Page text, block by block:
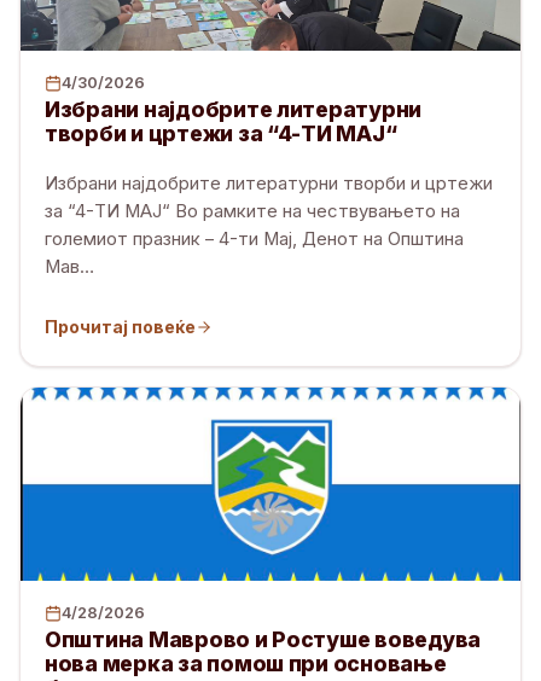
4/30/2026
Избрани најдобрите литературни
творби и цртежи за “4-ТИ МАЈ“
Избрани најдобрите литературни творби и цртежи
за “4-ТИ МАЈ“ Во рамките на чествувањето на
големиот празник – 4-ти Мај, Денот на Општина
Мав…
Прочитај повеќе
4/28/2026
Општина Маврово и Ростуше воведува
нова мерка за помош при основање